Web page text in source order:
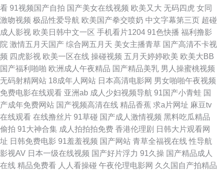
作天麻传媒免 91豆花原创 超碰91直播 久久男人网 91视频大全 天堂视频西
区 国产精品欧美性爱 涩情av 欧美91性爱 国产综合欧美日韩一 91传美 阿V视
频免费播放在线 女同网站 午夜在线视频 日日摸夜夜爽 欧美久久频道 成人网
99 91原创视屏 91国产福利在线视频 成人看片1024软件 国内久久精品 91豆
花国产熟女 亚洲瑟热 久久一三一 91秦先生视频在线观看 欧美亚洲麻豆成人
AV人人摸超碰 五月天涩涩 成人影音先锋免费视频 亚洲影音先锋资源 国产精
品国偷在线观看 久久这里只有精品23 91香蕉嫩草 日日射福利导航 肏屄91社
看 91视频国产自拍 国产美女在线视频 欧美又大 无码四虎 女同
激吻视频 极品性爱导航 欧美国产拳交喷奶 中文字幕第三页 超碰
成人影视 欧美日韩中文一区 手机看片1204 91色快播 福利撸影
院 激情五月天国产 综合网五月天 美女主播青草 国产高清不卡视
频 四虎影视 欧美一区在线 操碰视频 五月天婷婷欧美 欧美大BB
国产福利啪啪 欧洲成人午夜精品 国产精品美乳 男人操蜜桃视频
无码射精网站 18成年人网站 日本高清电影网 男女啪啪午夜视频
免费电影在线观看 亚洲ab 成人少妇视频导航 91国产小青蛙 国
产成年免费网站 国产视频高清在线 精品香蕉 求a片网址 麻豆tv
在线观看 在线撸丝片 91草碰 国产成人激情视频 黑料吃瓜精品
偷拍 91大神合集 成人拍拍拍免费 香港伦理剧 日韩大片观看网
址 日韩免费电影 91羞羞视频 国产网站 青草全福视在线 性导航
影视AV 日本一级在线视频 国产好片浮力 91久操 国产精品成人
在线 精品免费看 人人看操碰 午夜伦理电影网 久久国自产拍精品